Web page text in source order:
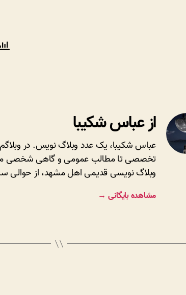
از عباس شکیبا
عباس شکیبا، یک عدد وبلاگ نویس. در
تخصصی تا مطالب عمومی و گاهی شخصی
وبلاگ نویسی قدیمی اهل مشهد، از حوالی سال
مشاهده بایگانی →